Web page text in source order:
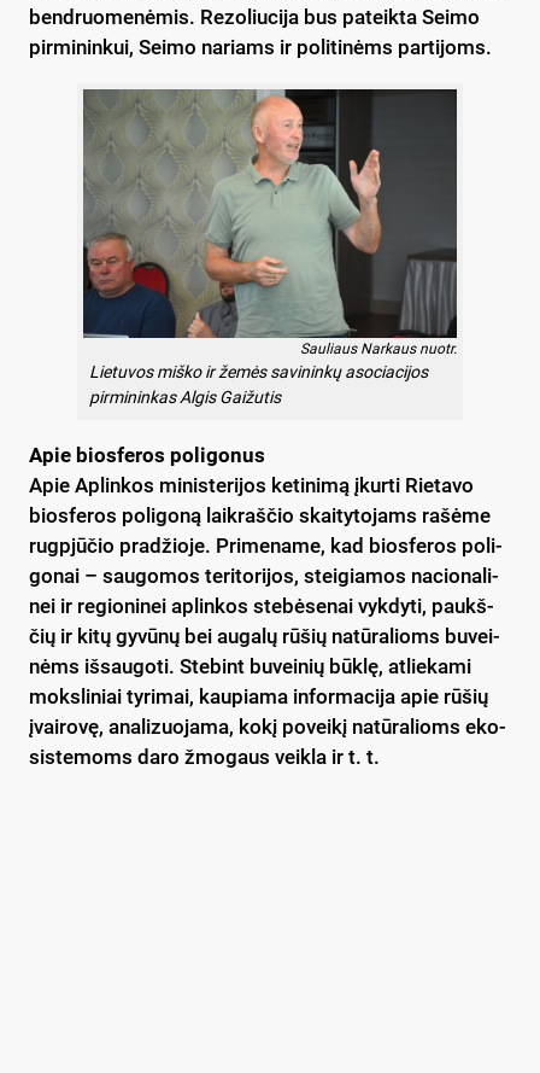
bend­ruo­me­nė­mis. Re­zo­liu­ci­ja bus pa­teik­ta Sei­mo
pir­mi­nin­kui, Sei­mo na­riams ir po­li­ti­nėms par­ti­joms.
Sauliaus Narkaus nuotr.
Lietuvos miško ir žemės savininkų asociacijos
pirmininkas Algis Gaižutis
Apie bios­fe­ros po­li­go­nus
Apie Ap­lin­kos mi­nis­te­ri­jos ke­ti­ni­mą įkur­ti Rie­ta­vo
bios­fe­ros po­li­go­ną laik­raš­čio skai­ty­to­jams ra­šė­me
rugp­jū­čio pra­džio­je. Pri­me­na­me, kad bios­fe­ros po­li­
go­nai – sau­go­mos te­ri­to­ri­jos, stei­gia­mos na­cio­na­li­
nei ir re­gio­ni­nei ap­lin­kos ste­bė­se­nai vyk­dy­ti, paukš­
čių ir ki­tų gy­vū­nų bei au­ga­lų rū­šių na­tū­ra­lioms bu­vei­
nėms iš­sau­go­ti. Ste­bint bu­vei­nių būk­lę, at­lie­ka­mi
moks­li­niai ty­ri­mai, kau­pia­ma in­for­ma­ci­ja apie rū­šių
įvai­ro­vę, ana­li­zuo­ja­ma, ko­kį po­vei­kį na­tū­ra­lioms eko­
sis­te­moms da­ro žmo­gaus veik­la ir t. t.